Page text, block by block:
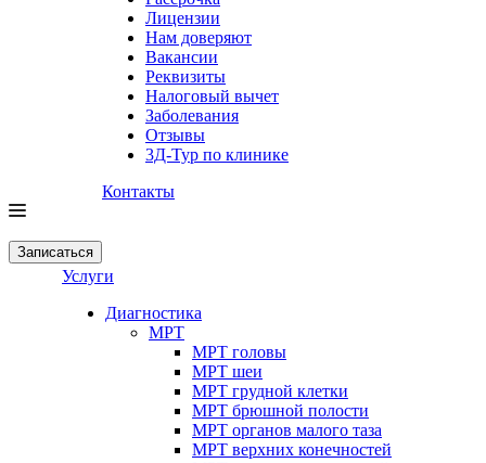
Лицензии
Нам доверяют
Вакансии
Реквизиты
Налоговый вычет
Заболевания
Отзывы
3Д-Тур по клинике
Контакты
Записаться
Услуги
Диагностика
МРТ
МРТ головы
МРТ шеи
МРТ грудной клетки
МРТ брюшной полости
МРТ органов малого таза
МРТ верхних конечностей